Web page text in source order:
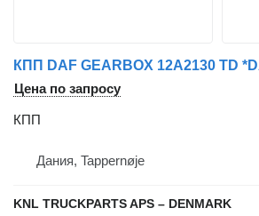
Цена по запросу
КПП
Дания, Tappernøje
KNL TRUCKPARTS APS – DENMARK